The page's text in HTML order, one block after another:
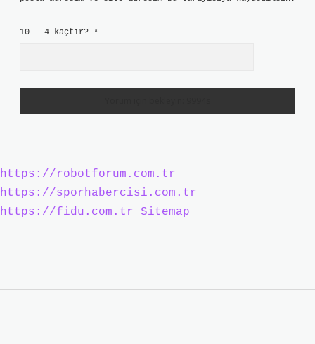
10 - 4 kaçtır? *
https://robotforum.com.tr
https://sporhabercisi.com.tr
https://fidu.com.tr
Sitemap